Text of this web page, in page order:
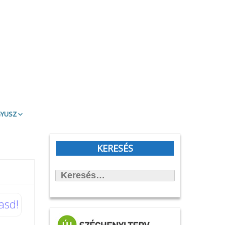
lépegető
KERESÉS